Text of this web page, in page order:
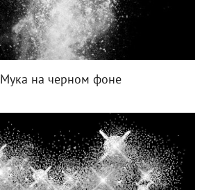
Мука на черном фоне